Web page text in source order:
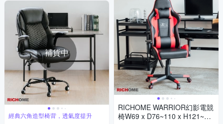
補貨中
經典六角造型椅背，透氣度提升
RICHOME WARRIOR幻影電競
椅W69 x D76~110 x H121~13